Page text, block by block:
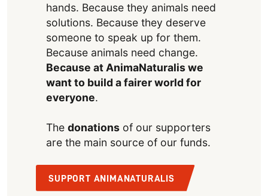
hands. Because they animals need
solutions. Because they deserve
someone to speak up for them.
Because animals need change.
Because at AnimaNaturalis we
want to build a fairer world for
everyone.
The donationsof our supporters
are the main source of our funds.
SUPPORT ANIMANATURALIS